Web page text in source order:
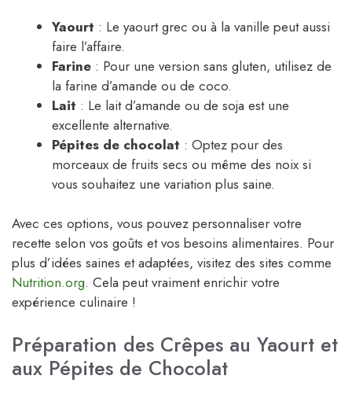
Yaourt : Le yaourt grec ou à la vanille peut aussi
faire l’affaire.
Farine : Pour une version sans gluten, utilisez de
la farine d’amande ou de coco.
Lait : Le lait d’amande ou de soja est une
excellente alternative.
Pépites de chocolat : Optez pour des
morceaux de fruits secs ou même des noix si
vous souhaitez une variation plus saine.
Avec ces options, vous pouvez personnaliser votre
recette selon vos goûts et vos besoins alimentaires. Pour
plus d’idées saines et adaptées, visitez des sites comme
Nutrition.org. Cela peut vraiment enrichir votre
expérience culinaire !
Préparation des Crêpes au Yaourt et
aux Pépites de Chocolat